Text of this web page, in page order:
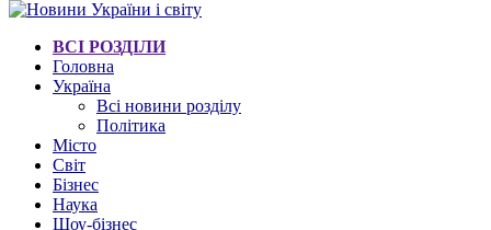
ВСІ РОЗДІЛИ
Головна
Україна
Всі новини розділу
Політика
Місто
Світ
Бізнес
Наука
Шоу-бізнес